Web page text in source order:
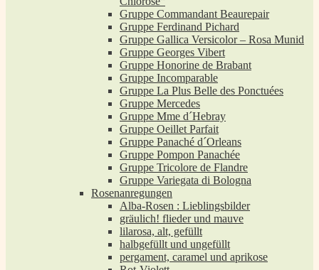
Gruppe Commandant Beaurepair
Gruppe Ferdinand Pichard
Gruppe Gallica Versicolor – Rosa Munid
Gruppe Georges Vibert
Gruppe Honorine de Brabant
Gruppe Incomparable
Gruppe La Plus Belle des Ponctuées
Gruppe Mercedes
Gruppe Mme d´Hebray
Gruppe Oeillet Parfait
Gruppe Panaché d´Orleans
Gruppe Pompon Panachée
Gruppe Tricolore de Flandre
Gruppe Variegata di Bologna
Rosenanregungen
Alba-Rosen : Lieblingsbilder
gräulich! flieder und mauve
lilarosa, alt, gefüllt
halbgefüllt und ungefüllt
pergament, caramel und aprikose